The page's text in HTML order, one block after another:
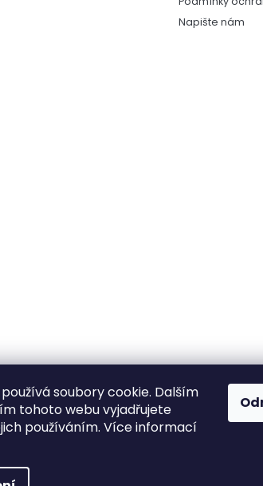
soubory cookie. Dalším
tohoto webu vyjadřujete
používáním. Více informací
Napište nám